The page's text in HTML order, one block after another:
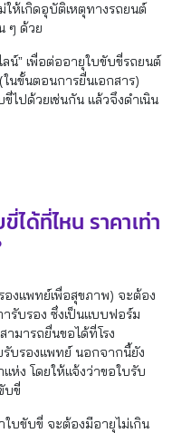
ให้เกิดอุบัติเหตุทางรถยนต์
ๆ ด้วย
น์” เพื่อต่ออายุใบขับขี่รถยนต์
นขั้นตอนการยื่นเอกสาร)
ไปด้วยเช่นกัน แล้วจึงดำเนิน
ด้ที่ไหน ราคาเท่า
งแพทย์เพื่อสุขภาพ) จะต้อง
รับรอง ซึ่งเป็นแบบฟอร์ม
มารถยื่นขอได้ที่โรง
บรองแพทย์ นอกจากนี้ยัง
ห่ง โดยให้แจ้งว่าขอใบรับ
บขี่
บขับขี่ จะต้องมีอายุไม่เกิน